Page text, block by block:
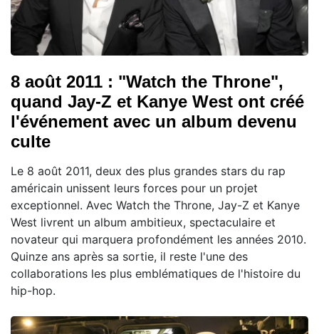
8 août 2011 : "Watch the Throne",
quand Jay-Z et Kanye West ont créé
l'événement avec un album devenu
culte
Le 8 août 2011, deux des plus grandes stars du rap
américain unissent leurs forces pour un projet
exceptionnel. Avec Watch the Throne, Jay-Z et Kanye
West livrent un album ambitieux, spectaculaire et
novateur qui marquera profondément les années 2010.
Quinze ans après sa sortie, il reste l'une des
collaborations les plus emblématiques de l'histoire du
hip-hop.